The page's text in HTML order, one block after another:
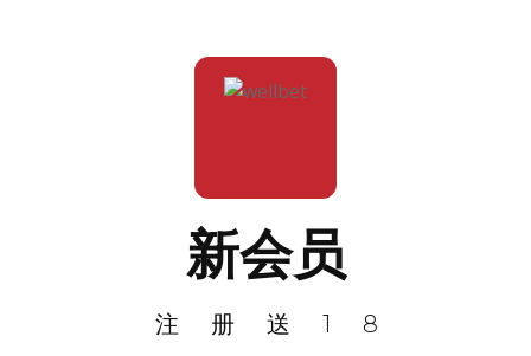
新会员
注册送18